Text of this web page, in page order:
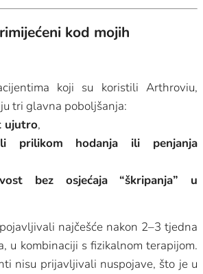
kod mojih
koji su koristili Arthroviu,
tri glavna poboljšanja:
ujutro,
prilikom hodanja ili penjanja
bez osjećaja “škripanja” u
najčešće nakon 2–3 tjedna
u kombinaciji s fizikalnom terapijom.
nisu prijavljivali nuspojave, što je u